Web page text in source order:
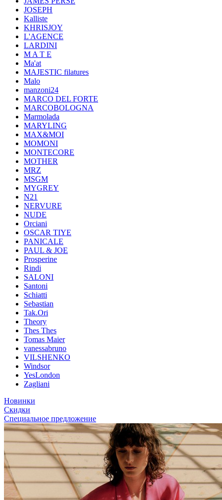
JOSEPH
Kalliste
KHRISJOY
L'AGENCE
LARDINI
M A T E
Ma'at
MAJESTIC filatures
Malo
manzoni24
MARCO DEL FORTE
MARCOBOLOGNA
Marmolada
MARYLING
MAX&MOI
MOMONI
MONTECORE
MOTHER
MRZ
MSGM
MYGREY
N21
NERVURE
NUDE
Orciani
OSCAR TIYE
PANICALE
PAUL & JOE
Prosperine
Rindi
SALONI
Santoni
Schiatti
Sebastian
Tak.Ori
Theory
Thes Thes
Tomas Maier
vanessabruno
VILSHENKO
Windsor
YesLondon
Zagliani
Новинки
Скидки
Специальное предложение